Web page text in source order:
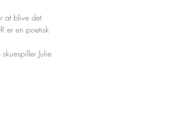
at blive det.
er en poetisk
Julie